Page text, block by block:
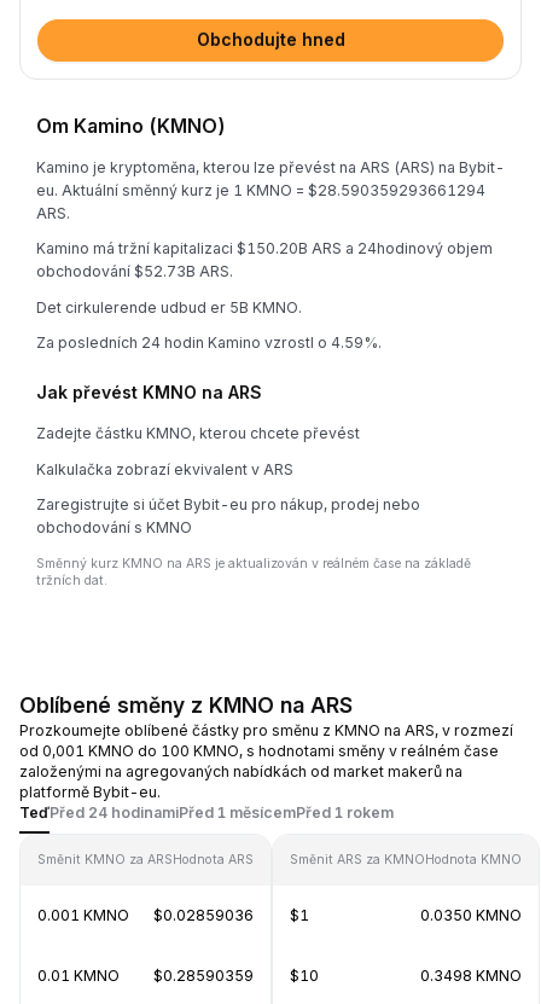
Obchodujte hned
Om Kamino (KMNO)
Kamino je kryptoměna, kterou lze převést na ARS (ARS) na Bybit-
eu. Aktuální směnný kurz je 1 KMNO = $28.590359293661294
ARS.
Kamino má tržní kapitalizaci $150.20B ARS a 24hodinový objem
obchodování $52.73B ARS.
Det cirkulerende udbud er 5B KMNO.
Za posledních 24 hodin Kamino vzrostl o 4.59%.
Jak převést KMNO na ARS
Zadejte částku KMNO, kterou chcete převést
Kalkulačka zobrazí ekvivalent v ARS
Zaregistrujte si účet Bybit-eu pro nákup, prodej nebo
obchodování s KMNO
Směnný kurz KMNO na ARS je aktualizován v reálném čase na základě
tržních dat.
Oblíbené směny z KMNO na ARS
Prozkoumejte oblíbené částky pro směnu z KMNO na ARS, v rozmezí
od 0,001 KMNO do 100 KMNO, s hodnotami směny v reálném čase
založenými na agregovaných nabídkách od market makerů na
platformě Bybit-eu.
TeďPřed 24 hodinamiPřed 1 měsícemPřed 1 rokem
Směnit KMNO za ARSHodnota ARS
0.001 KMNO $0.02859036
0.01 KMNO $0.28590359
Směnit ARS za KMNOHodnota KMNO
$1 0.0350 KMNO
$10 0.3498 KMNO